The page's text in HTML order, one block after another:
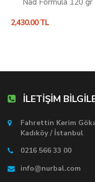
Nad Formula 120 gr
2,430.00 TL
İLETİŞİM
Fahrettin Kerim
Kadıköy / İstanbul
0216 566 33 00
info@nurbal.com